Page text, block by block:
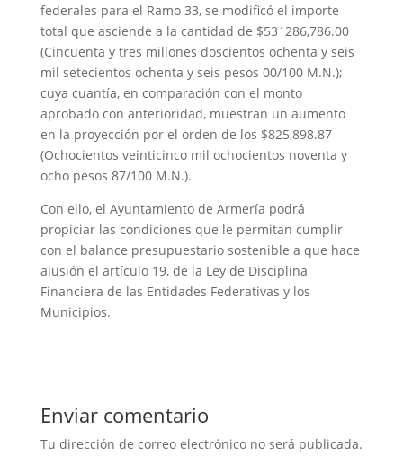
federales para el Ramo 33, se modificó el importe
total que asciende a la cantidad de $53´286,786.00
(Cincuenta y tres millones doscientos ochenta y seis
mil setecientos ochenta y seis pesos 00/100 M.N.);
cuya cuantía, en comparación con el monto
aprobado con anterioridad, muestran un aumento
en la proyección por el orden de los $825,898.87
(Ochocientos veinticinco mil ochocientos noventa y
ocho pesos 87/100 M.N.).
Con ello, el Ayuntamiento de Armería podrá
propiciar las condiciones que le permitan cumplir
con el balance presupuestario sostenible a que hace
alusión el artículo 19, de la Ley de Disciplina
Financiera de las Entidades Federativas y los
Municipios.
Enviar comentario
Tu dirección de correo electrónico no será publicada.